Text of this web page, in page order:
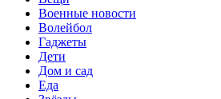
Военные новости
Волейбол
Гаджеты
Дети
Дом и сад
Еда